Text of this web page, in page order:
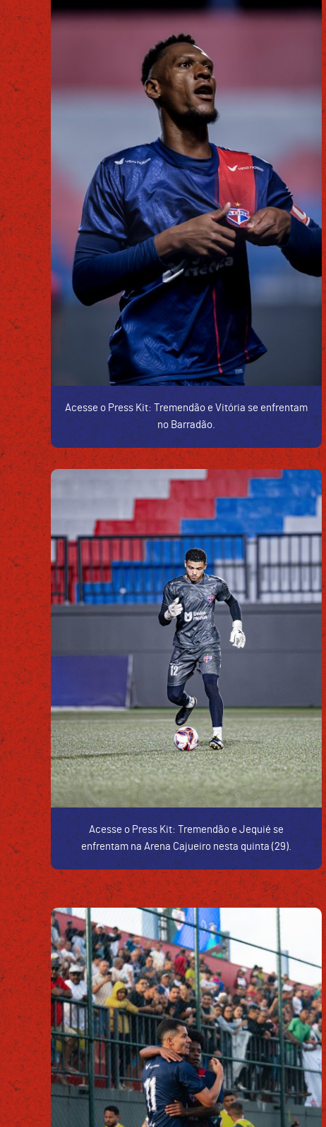
Acesse o Press Kit: Tremendão e Vitória se enfrentam
no Barradão.
Acesse o Press Kit: Tremendão e Jequié se
enfrentam na Arena Cajueiro nesta quinta (29).